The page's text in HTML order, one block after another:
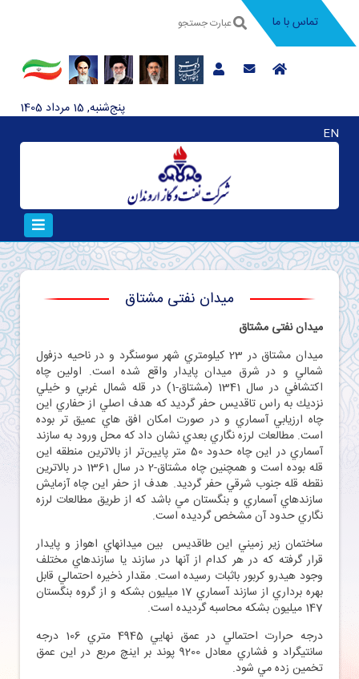
تماس با ما
پنج‌شنبه, 15 مرداد 1405
EN
میدان نفتی مشتاق
میدان نفتی مشتاق
ميدان مشتاق در 23 كيلومتري شهر سوسنگرد و در ناحيه دزفول
شمالي و در شرق ميدان پايدار واقع شده است. اولين چاه
اكتشافي در سال 1341 (مشتاق-1) در قله شمال غربي و خيلي
نزديك به راس تاقديس حفر گرديد که هدف اصلي از حفاري اين
چاه ارزيابي آسماري و در صورت امكان افق هاي عميق تر بوده
است. مطالعات لرزه نگاري بعدي نشان داد كه محل ورود به سازند
آسماري در اين چاه حدود 50 متر پايين‌تر از بالاترين منطقه اين
قله بوده است و همچنین چاه مشتاق-2 در سال 1361 در بالاترين
نقطه قله جنوب شرقي حفر گرديد. هدف از حفر اين چاه آزمايش
سازندهاي آسماري و بنگستان مي باشد كه از طريق مطالعات لرزه
نگاري حدود آن مشخص گرديده است.
ساختمان زير زميني اين طاقديس بين ميدانهاي اهواز و پايدار
قرار گرفته كه در هر كدام از آنها در سازند يا سازندهاي مختلف
وجود هيدرو كربور باثبات رسيده است. مقدار ذخيره احتمالي قابل
بهره برداري از سازند آسماري 17 ميليون بشكه و از گروه بنگستان
147 ميليون بشكه محاسبه گرديده است.
درجه حرارت احتمالي در عمق نهايي 4945 متري 106 درجه
سانتيگراد و فشاري معادل 9200 پوند بر اينچ مربع در اين عمق
تخمين زده مي شود.